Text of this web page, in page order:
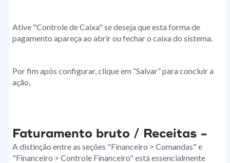
Ative "Controle de Caixa" se deseja que esta forma de
pagamento apareça ao abrir ou fechar o caixa do sistema.
Por fim após configurar, clique em “Salvar” para concluir a
ação,
Faturamento bruto / Receitas -
A distinção entre as seções "Financeiro > Comandas" e
"Financeiro > Controle Financeiro" está essencialmente